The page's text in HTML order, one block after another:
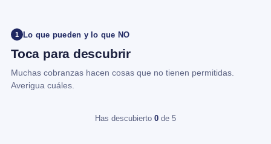
1 Lo que pueden y lo que NO
Toca para descubrir
Muchas cobranzas hacen cosas que no tienen permitidas.
Averigua cuáles.
Has descubierto 0 de 5